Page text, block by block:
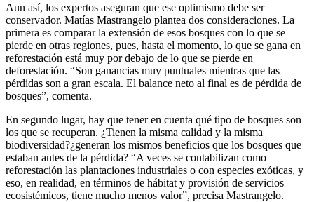
Aun así, los expertos aseguran que ese optimismo debe ser
conservador. Matías Mastrangelo plantea dos consideraciones. La
primera es comparar la extensión de esos bosques con lo que se
pierde en otras regiones, pues, hasta el momento, lo que se gana en
reforestación está muy por debajo de lo que se pierde en
deforestación. “Son ganancias muy puntuales mientras que las
pérdidas son a gran escala. El balance neto al final es de pérdida de
bosques”, comenta.
En segundo lugar, hay que tener en cuenta qué tipo de bosques son
los que se recuperan. ¿Tienen la misma calidad y la misma
biodiversidad?¿generan los mismos beneficios que los bosques que
estaban antes de la pérdida? “A veces se contabilizan como
reforestación las plantaciones industriales o con especies exóticas, y
eso, en realidad, en términos de hábitat y provisión de servicios
ecosistémicos, tiene mucho menos valor”, precisa Mastrangelo.